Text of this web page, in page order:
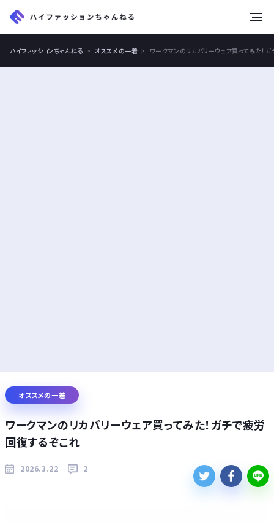
ハイファッションちゃんねる オススメの一着 ワークマンのリカバリーウェア買ってみた！
オススメの一着
ワークマンのリカバリーウェア買ってみた！ガチで疲労
回復するぞこれ
2026.3.22 2